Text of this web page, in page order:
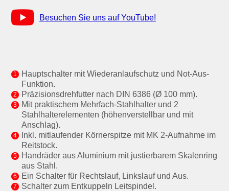
Besuchen Sie uns auf YouTube!
Hauptschalter mit Wiederanlaufschutz und Not-Aus-
Funktion.
Präzisionsdrehfutter nach DIN 6386 (Ø 100 mm).
Mit praktischem Mehrfach-Stahlhalter und 2
Stahlhalterelementen (höhenverstellbar und mit
Anschlag).
Inkl. mitlaufender Körnerspitze mit MK 2-Aufnahme im
Reitstock.
Handräder aus Aluminium mit justierbarem Skalenring
aus Stahl.
Ein Schalter für Rechtslauf, Linkslauf und Aus.
Schalter zum Entkuppeln Leitspindel.